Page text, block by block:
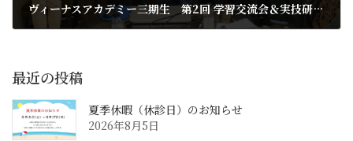
ヴィーナスアカデミー三期生 第2回 学習交流会＆実技研修を開催しました
最近の投稿
夏季休暇（休診日）のお知らせ
2026年8月5日